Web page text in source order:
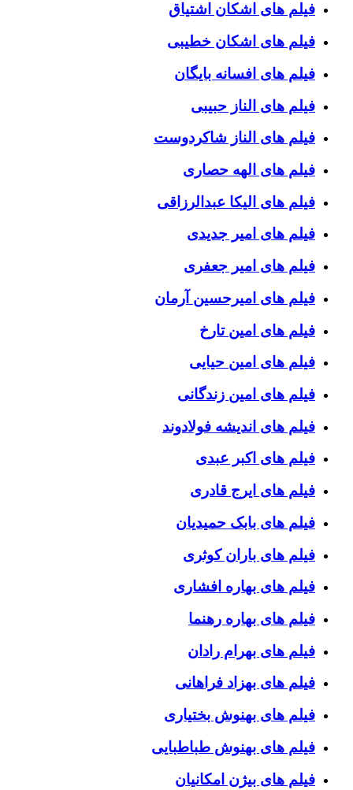
فیلم های اشکان اشتیاق
فیلم های اشکان خطیبی
فیلم های افسانه بایگان
فیلم های الناز حبیبی
فیلم های الناز شاکردوست
فیلم های الهه حصاری
فیلم های الیکا عبدالرزاقی
فیلم های امیر جدیدی
فیلم های امیر جعفری
فیلم های امیرحسین آرمان
فیلم های امین تارخ
فیلم های امین حیایی
فیلم های امین زندگانی
فیلم های اندیشه فولادوند
فیلم های اکبر عبدی
فیلم های ایرج قادری
فیلم های بابک حمیدیان
فیلم های باران کوثری
فیلم های بهاره افشاری
فیلم های بهاره رهنما
فیلم های بهرام رادان
فیلم های بهزاد فراهانی
فیلم های بهنوش بختیاری
فیلم های بهنوش طباطبایی
فیلم های بیژن امکانیان